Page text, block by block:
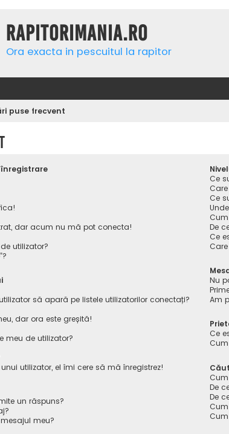
Rapitorimania.ro
Ora exacta in pescuitul la rapitor
puse frecvent
dar acum nu mă pot conecta!
utilizator?
să apară pe listele utilizatorilor conectați?
dar ora este greșită!
meu de utilizator?
utilizator, el îmi cere să mă înregistrez!
un răspuns?
meu?
Ce
Ce
De
Ce
Nu
Am
Ce
De
De